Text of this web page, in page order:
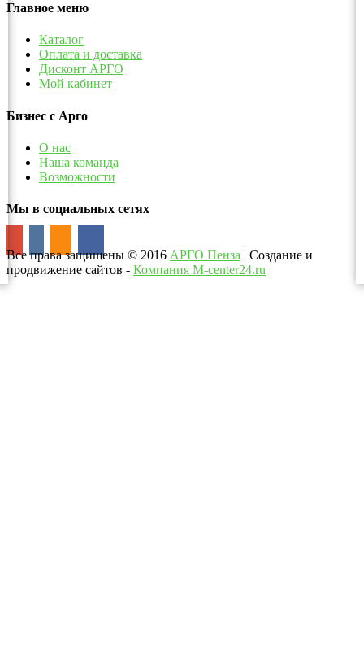
Главное меню
Каталог
Оплата и доставка
Дисконт АРГО
Мой кабинет
Бизнес с Арго
О нас
Наша команда
Возможности
Мы в социальных сетях
Все права защищены © 2016 АРГО Пенза | Создание и
продвижение сайтов - Компания M-center24.ru